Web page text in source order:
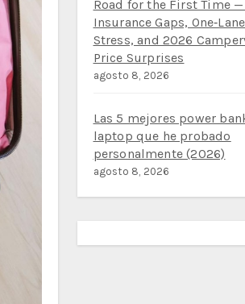
Road for the First Time
Insurance Gaps,
Stress, and 2026
Price Surprises
agosto 8, 2026
Las 5 mejores power
laptop que he probado
personalmente (2026)
agosto 8, 2026